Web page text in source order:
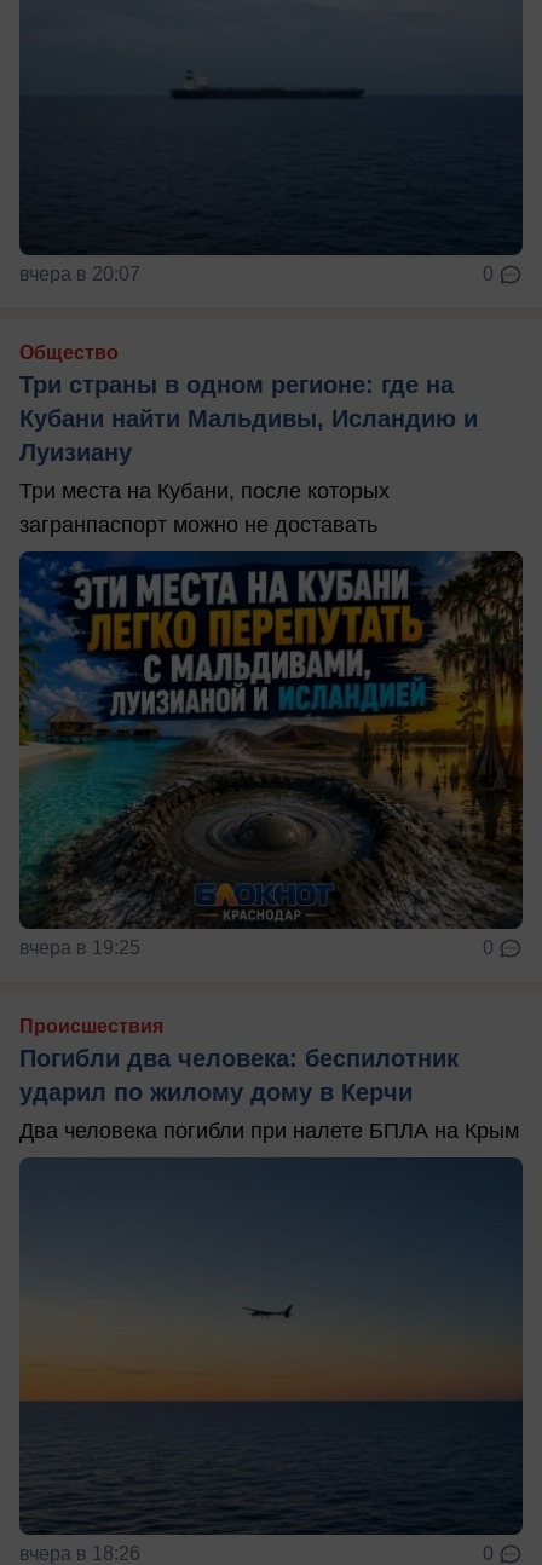
вчера в 20:07 0
Общество
Три страны в одном регионе: где на
Кубани найти Мальдивы, Исландию и
Луизиану
Три места на Кубани, после которых
загранпаспорт можно не доставать
вчера в 19:25 0
Происшествия
Погибли два человека: беспилотник
ударил по жилому дому в Керчи
Два человека погибли при налете БПЛА на Крым
вчера в 18:26 0